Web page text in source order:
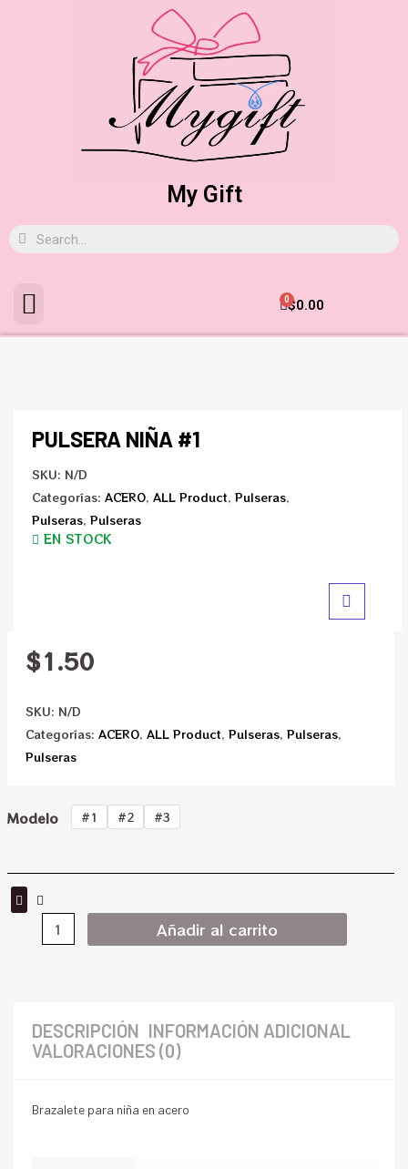
My Gift
$0.00
0
PULSERA NIÑA #1
SKU: N/D
Categorías: ACERO, ALL Product, Pulseras,
Pulseras, Pulseras
EN STOCK
$1.50
SKU: N/D
Categorías: ACERO, ALL Product, Pulseras, Pulseras,
Pulseras
Modelo #1 #2 #3
Añadir al carrito
DESCRIPCIÓN INFORMACIÓN ADICIONAL
VALORACIONES (0)
Brazalete para niña en acero